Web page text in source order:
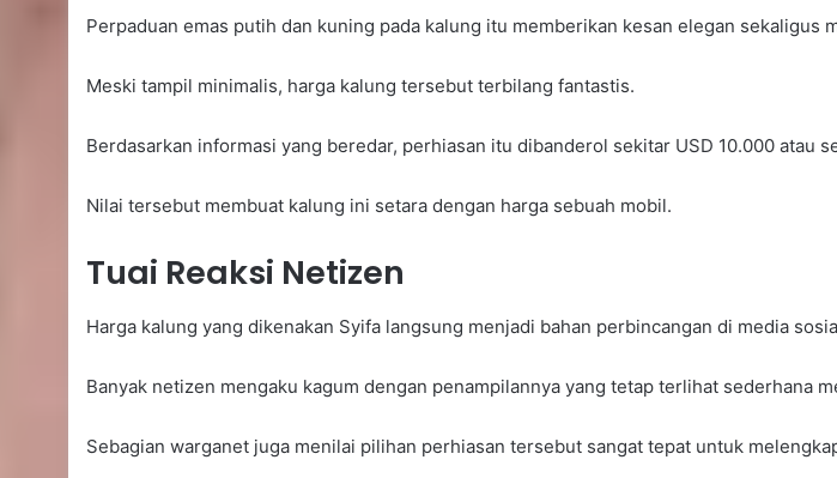
Perpaduan emas putih dan kuning pada kalung itu memberikan kesan elegan sekaligus
Meski tampil minimalis, harga kalung tersebut terbilang fantastis.
Berdasarkan informasi yang beredar, perhiasan itu dibanderol sekitar USD 10.000 atau
Nilai tersebut membuat kalung ini setara dengan harga sebuah mobil.
Tuai Reaksi Netizen
Harga kalung yang dikenakan Syifa langsung menjadi bahan perbincangan di media
Banyak netizen mengaku kagum dengan penampilannya yang tetap terlihat sederhana
Sebagian warganet juga menilai pilihan perhiasan tersebut sangat tepat untuk